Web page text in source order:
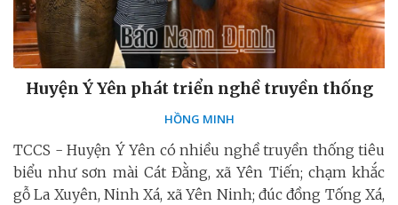
Huyện Ý Yên phát triển nghề truyền thống
HỒNG MINH
TCCS - Huyện Ý Yên có nhiều nghề truyền thống tiêu
biểu như sơn mài Cát Đằng, xã Yên Tiến; chạm khắc
gỗ La Xuyên, Ninh Xá, xã Yên Ninh; đúc đồng Tống Xá,